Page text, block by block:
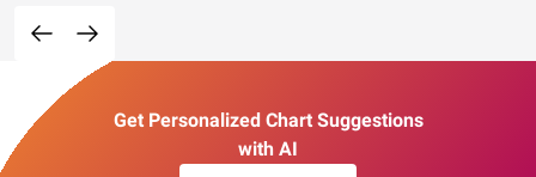
Get Personalized Chart Suggestions
with AI